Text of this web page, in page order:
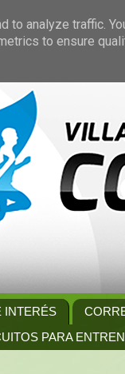
INTERÉS
PARA
analyze traffic.
to ensure